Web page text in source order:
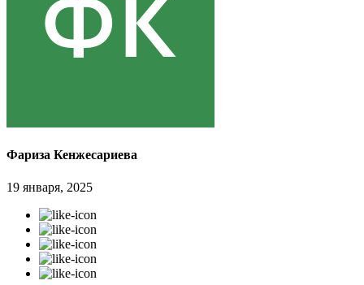
Фариза Кенжесариева
19 января, 2025